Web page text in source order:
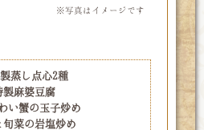
※写真はイメージです
蒸し点心2種
製麻婆豆腐
い蟹の玉子炒め
旬菜の岩塩炒め